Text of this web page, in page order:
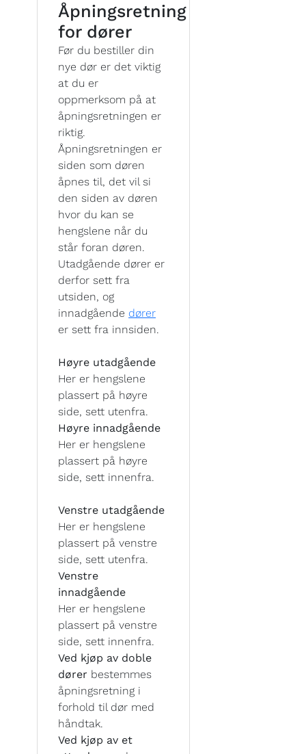
Åpningsretning
for dører
Før du bestiller din
nye dør er det viktig
at du er
oppmerksom på at
åpningsretningen er
riktig.
Åpningsretningen er
siden som døren
åpnes til, det vil si
den siden av døren
hvor du kan se
hengslene når du
står foran døren.
Utadgående dører er
derfor sett fra
utsiden, og
innadgående dører
er sett fra innsiden.
Høyre utadgående
Her er hengslene
plassert på høyre
side, sett utenfra.
Høyre innadgående
Her er hengslene
plassert på høyre
side, sett innenfra.
Venstre utadgående
Her er hengslene
plassert på venstre
side, sett utenfra.
Venstre
innadgående
Her er hengslene
plassert på venstre
side, sett innenfra.
Ved kjøp av doble
dører bestemmes
åpningsretning i
forhold til dør med
håndtak.
Ved kjøp av et